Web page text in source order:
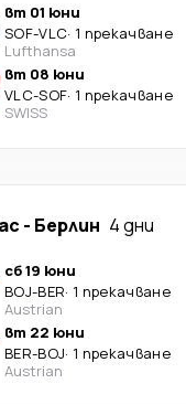
вт 01 юни
SOF-VLC· 1 прекачване
Lufthansa
вт 08 юни
VLC-SOF· 1 прекачване
SWISS
- Берлин 4 дни
сб 19 юни
BOJ-BER· 1 прекачване
Austrian
вт 22 юни
BER-BOJ· 1 прекачване
Austrian